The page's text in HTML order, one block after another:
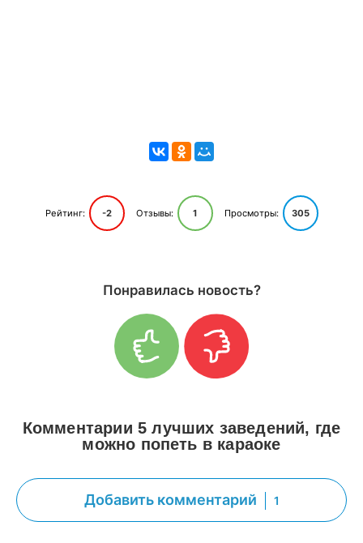
Рейтинг: -2 Отзывы: 1 Просмотры: 305
Понравилась новость?
Комментарии 5 лучших заведений, где
можно попеть в караоке
Добавить комментарий 1